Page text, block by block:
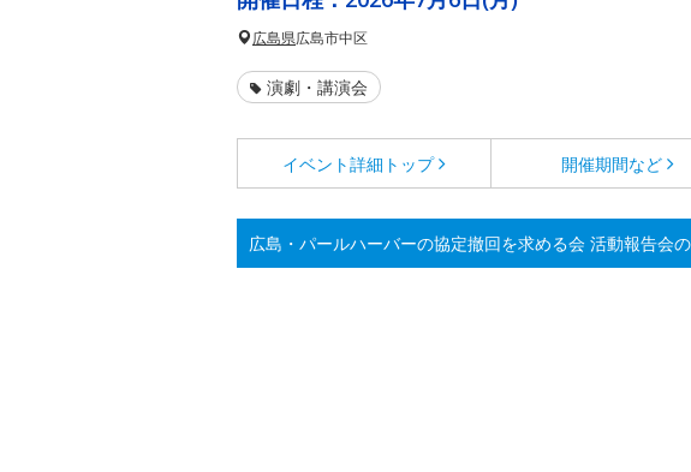
広島県広島市中区
演劇・講演会
イベント詳細 トップ 開催期間など
広島・パールハーバーの協定撤回を求める会 活動報告会